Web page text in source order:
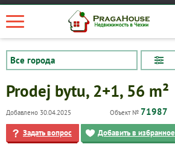
Prodej bytu, 2+1, 56 m²
Добавлено 30.04.2025 Объект № 71987
Задать вопрос Добавить в избранное